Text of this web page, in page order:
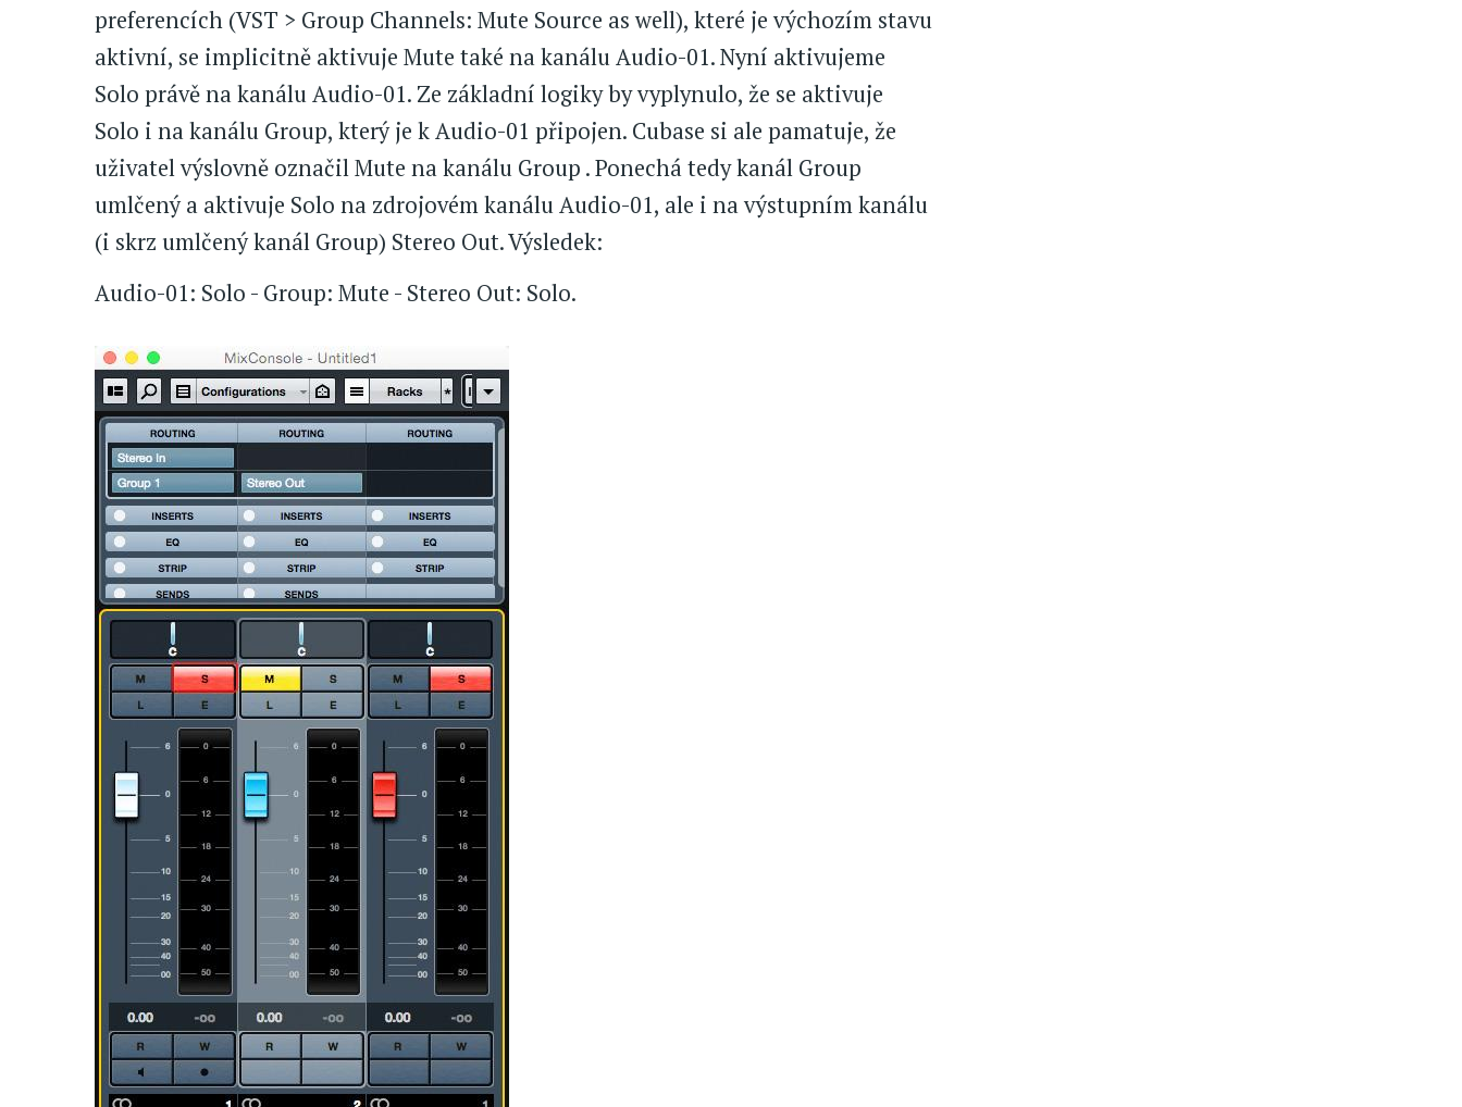
preferencích (VST > Group Channels: Mute Source as well), které je výchozím stavu
aktivní, se implicitně aktivuje Mute také na kanálu Audio-01. Nyní aktivujeme
Solo právě na kanálu Audio-01. Ze základní logiky by vyplynulo, že se aktivuje
Solo i na kanálu Group, který je k Audio-01 připojen. Cubase si ale pamatuje, že
uživatel výslovně označil Mute na kanálu Group . Ponechá tedy kanál Group
umlčený a aktivuje Solo na zdrojovém kanálu Audio-01, ale i na výstupním kanálu
(i skrz umlčený kanál Group) Stereo Out. Výsledek:
Audio-01: Solo - Group: Mute - Stereo Out: Solo.